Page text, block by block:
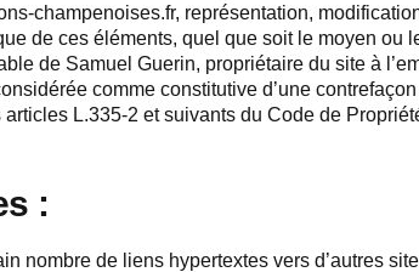
champenoises.fr, représentation,
de ces éléments, quel que soit le moyen ou
de Samuel Guerin, propriétaire du site à
comme constitutive d’une
L.335-2 et suivants du Code de
:
nombre de liens hypertextes vers d’autres